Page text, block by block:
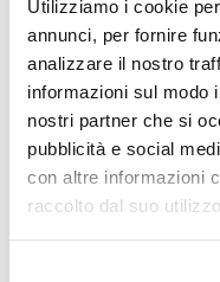
Utilizziamo i cookie
annunci, per fornire
analizzare il nostro
informazioni sul modo
nostri partner che si
pubblicità e social
con altre informazioni
raccolto dal suo